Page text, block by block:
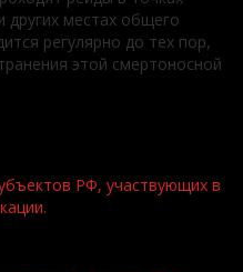
других местах общего
регулярно до тех пор,
этой смертоносной
РФ, участвующих в